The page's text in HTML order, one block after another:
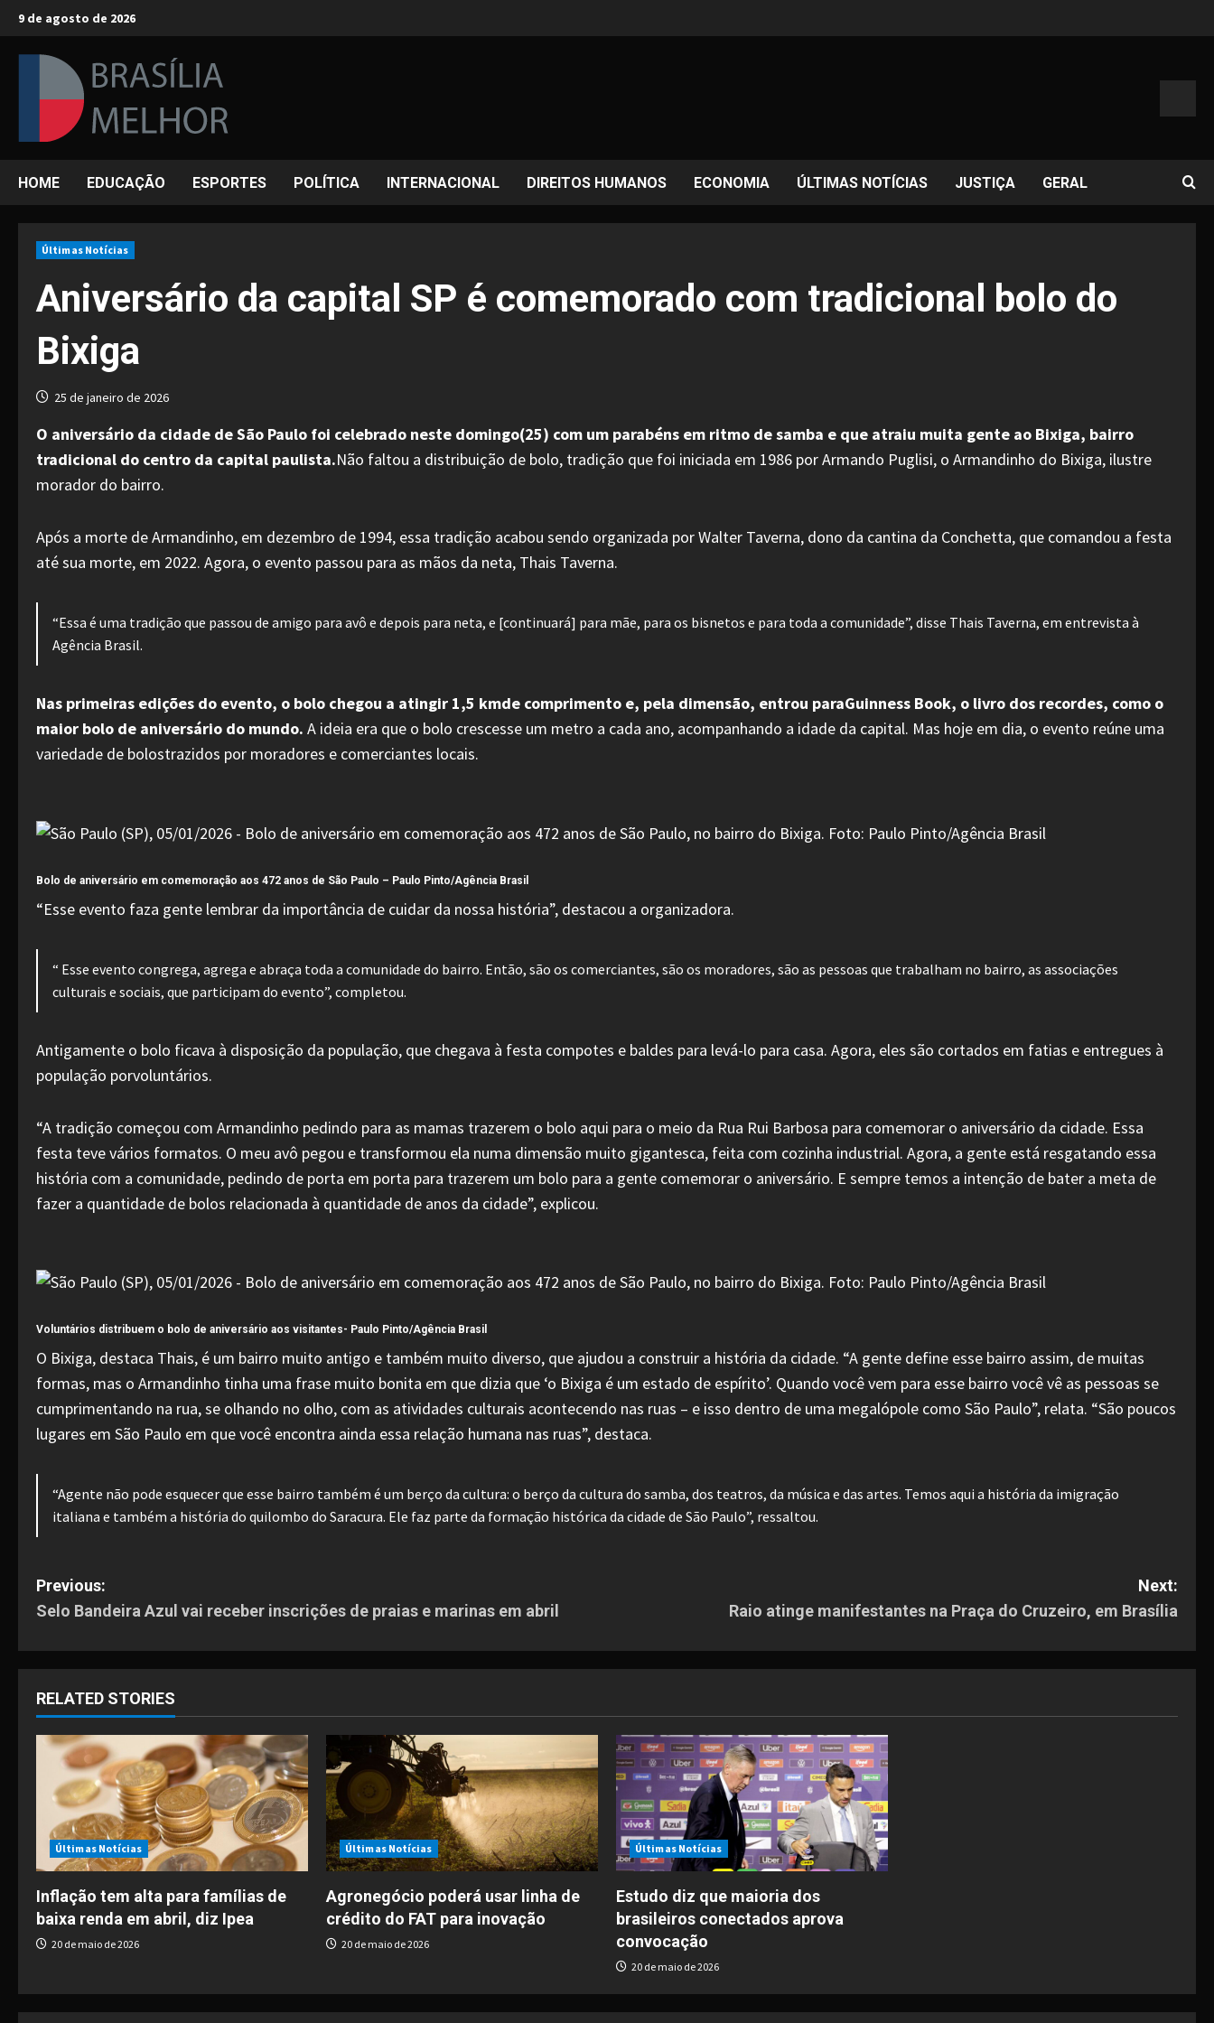
Skip
content
9 de agosto de 2026
HOME EDUCAÇÃO ESPORTES POLÍTICA INTERNACIONAL DIREITOS HUMANOS ECONOMIA ÚLTIMAS NOTÍCIAS JUSTIÇA GERAL
Últimas Notícias
Aniversário da capital SP é comemorado com tradicional bolo do
Bixiga
25 de janeiro de 2026
O aniversário da cidade de São Paulo foi celebrado neste domingo(25) com um parabéns em ritmo de samba e que atraiu muita gente ao Bixiga, bairro
tradicional do centro da capital paulista.Não faltou a distribuição de bolo, tradição que foi iniciada em 1986 por Armando Puglisi, o Armandinho do Bixiga, ilustre
morador do bairro.
Após a morte de Armandinho, em dezembro de 1994, essa tradição acabou sendo organizada por Walter Taverna, dono da cantina da Conchetta, que comandou a festa
até sua morte, em 2022. Agora, o evento passou para as mãos da neta, Thais Taverna.
“Essa é uma tradição que passou de amigo para avô e depois para neta, e [continuará] para mãe, para os bisnetos e para toda a comunidade”, disse Thais Taverna, em entrevista à
Agência Brasil.
Nas primeiras edições do evento, o bolo chegou a atingir 1,5 kmde comprimento e, pela dimensão, entrou paraGuinness Book, o livro dos recordes, como o
maior bolo de aniversário do mundo. A ideia era que o bolo crescesse um metro a cada ano, acompanhando a idade da capital. Mas hoje em dia, o evento reúne uma
variedade de bolostrazidos por moradores e comerciantes locais.
Bolo de aniversário em comemoração aos 472 anos de São Paulo – Paulo Pinto/Agência Brasil
“Esse evento faza gente lembrar da importância de cuidar da nossa história”, destacou a organizadora.
“ Esse evento congrega, agrega e abraça toda a comunidade do bairro. Então, são os comerciantes, são os moradores, são as pessoas que trabalham no bairro, as associações
culturais e sociais, que participam do evento”, completou.
Antigamente o bolo ficava à disposição da população, que chegava à festa compotes e baldes para levá-lo para casa. Agora, eles são cortados em fatias e entregues à
população porvoluntários.
“A tradição começou com Armandinho pedindo para as mamas trazerem o bolo aqui para o meio da Rua Rui Barbosa para comemorar o aniversário da cidade. Essa
festa teve vários formatos. O meu avô pegou e transformou ela numa dimensão muito gigantesca, feita com cozinha industrial. Agora, a gente está resgatando essa
história com a comunidade, pedindo de porta em porta para trazerem um bolo para a gente comemorar o aniversário. E sempre temos a intenção de bater a meta de
fazer a quantidade de bolos relacionada à quantidade de anos da cidade”, explicou.
Voluntários distribuem o bolo de aniversário aos visitantes- Paulo Pinto/Agência Brasil
O Bixiga, destaca Thais, é um bairro muito antigo e também muito diverso, que ajudou a construir a história da cidade. “A gente define esse bairro assim, de muitas
formas, mas o Armandinho tinha uma frase muito bonita em que dizia que ‘o Bixiga é um estado de espírito’. Quando você vem para esse bairro você vê as pessoas se
cumprimentando na rua, se olhando no olho, com as atividades culturais acontecendo nas ruas – e isso dentro de uma megalópole como São Paulo”, relata. “São poucos
lugares em São Paulo em que você encontra ainda essa relação humana nas ruas”, destaca.
“Agente não pode esquecer que esse bairro também é um berço da cultura: o berço da cultura do samba, dos teatros, da música e das artes. Temos aqui a história da imigração
italiana e também a história do quilombo do Saracura. Ele faz parte da formação histórica da cidade de São Paulo”, ressaltou.
P
s
t
n
g
a
i
Previous:
Selo Bandeira Azul vai receber inscrições de praias e marinas em abril
Next:
Raio atinge manifestantes na Praça do Cruzeiro, em Brasília
RELATED STORIES
Últimas Notícias
Inflação tem alta para famílias de
baixa renda em abril, diz Ipea
20 de maio de 2026
Últimas Notícias
Agronegócio poderá usar linha de
crédito do FAT para inovação
20 de maio de 2026
Últimas Notícias
Estudo diz que maioria dos
brasileiros conectados aprova
convocação
20 de maio de 2026